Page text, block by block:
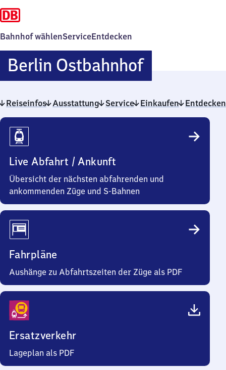
Bahnhof wählenServiceEntdecken
Berlin OstbahnhofBerlin
Reiseinfos Ausstattung Service Einkaufen Entdecken
Reiseinfos
Live Abfahrt / Ankunft
Übersicht der nächsten abfahrenden und
ankommenden Züge und S-Bahnen
Fahrpläne
Aushänge zu Abfahrtszeiten der Züge als PDF
Ersatzverkehr
Lageplan als PDF